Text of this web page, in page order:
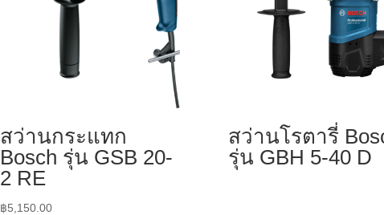
สว่านกระแทก
Bosch รุ่น GSB 20-
2 RE
฿5,150.00
สว่านโรตารี่
รุ่น GBH 5-40 D